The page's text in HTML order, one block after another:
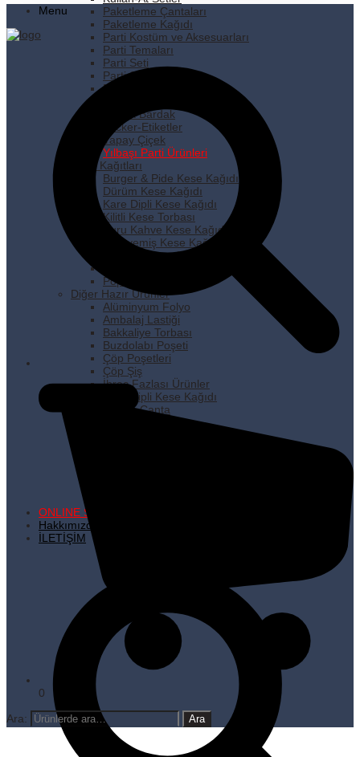
Paketleme Çantaları
Paketleme Kağıdı
Parti Kostüm ve Aksesuarları
Parti Temaları
Parti Seti
Parti Süsleri
Pipet
Plastik Bardak
Sticker-Etiketler
Yapay Çiçek
Yılbaşı Parti Ürünleri
Kese Kağıtları
Burger & Pide Kese Kağıdı
Dürüm Kese Kağıdı
Kare Dipli Kese Kağıdı
Kilitli Kese Torbası
Kuru Kahve Kese Kağıdı
Kuruyemiş Kese Kağıdı
Pastane Kese Kağıdı
Popcorn Kese Kağıdı
Diğer Hazır Ürünler
Alüminyum Folyo
Ambalaj Lastiği
Bakkaliye Torbası
Buzdolabı Poşeti
Çöp Poşetleri
Çöp Şiş
İhraç Fazlası Ürünler
Kare Dipli Kese Kağıdı
Karton Çanta
ONLINE SATIŞ
Hakkımızda
İLETİŞİM
Menu
0
Ara: